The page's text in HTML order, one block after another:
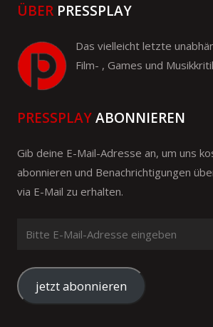
ÜBER PRESSPLAY
Das vielleicht letzte
Film- , Games und
PRESSPLAYABONNIEREN
Gib deine E-Mail-Adresse an, um uns
abonnieren und Benachrichtigungen
via E-Mail zu erhalten.
Mail-
Adresse
eingeben
jetzt abonnieren